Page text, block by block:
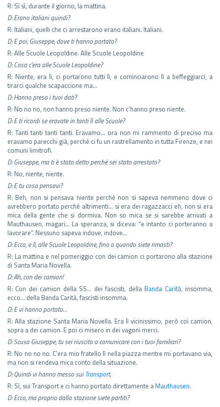
R: Sì sì, durante il giorno, la mattina.
D: Erano italiani quindi?
R: Italiani, quelli che ci arrestarono erano italiani. Italiani.
D: E poi, Giuseppe, dove ti hanno portato?
R: Alle Scuole Leopoldine. Alle Scuole Leopoldine
D: Cosa c’era alle Scuole Leopoldine?
R: Niente, era lì, ci portarono tutti lì, e cominciarono lì a beffeggiarci, a
tirarci qualche scapaccione ma…
D: Hanno preso i tuoi dati?
R: No no no, non hanno preso niente. Non c’hanno preso niente.
D: E ti ricordi se eravate in tanti lì alle Scuole?
R: Tanti tanti tanti tanti. Eravamo… ora non mi rammento di preciso ma
eravamo parecchi già, perché ci fu un rastrellamento in tutta Firenze, e nei
comuni limitrofi.
D: Giuseppe, ma ti è stato detto perché sei stato arrestato?
R: No, niente, niente.
D: E tu cosa pensavi?
R: Beh, non si pensava niente perché non si sapeva nemmeno dove ci
avrebbero portato perché altrimenti… si era dei ragazzacci eh, non si era
mica della gente che si dormiva. Non so mica se si sarebbe arrivati a
Mauthausen, magari… La speranza, si diceva: “e intanto ci porteranno a
lavorare”. Nessuno sapeva indove, indove…
D: Ecco, e lì, alle Scuole Leopoldine, fino a quando siete rimasti?
R: La mattina e nel pomeriggio con dei camion ci portarono alla stazione
di Santa Maria Novella.
D: Ah, con dei camion!
R: Con dei camion della SS… dei fascisti, dellaBanda Carità, insomma,
ecco… della Banda Carità, fascisti insomma.
D: E vi hanno portato…
R: Alla stazione Santa Maria Novella. Era lì vicinissimo, però coi camion,
sopra a dei camion. E poi ci misero in dei vagoni merci.
D: Scusa Giuseppe, tu sei riuscito a comunicare con i tuoi familiari?
R: No no no no. C’era mio fratello lì nella piazza mentre mi portavano via,
ma non si rendeva mica conto della situazione.
D: Quindi vi hanno messo sui Transport.
R: Sì, sui Transport e ci hanno portato direttamente aMauthausen.
D: Ecco, ma proprio dalla stazione siete partiti?